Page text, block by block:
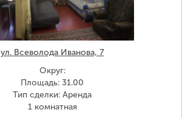
ул. Всеволода Иванова, 7
Округ:
Площадь: 31.00
Тип сделки: Аренда
1 комнатная